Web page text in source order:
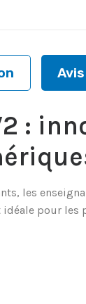
:
les
pour